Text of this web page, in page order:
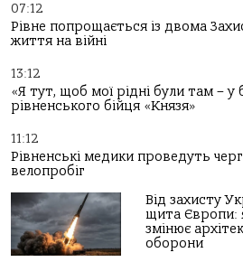
07:12
Рівне попрощається із двома
життя на війні
13:12
«Я тут, щоб мої рідні були там – у
рівненського бійця «Князя»
11:12
Рівненські медики проведуть
велопробіг
Від захисту
щита Європи:
змінює
оборони